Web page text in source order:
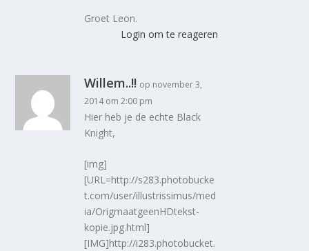
Groet Leon.
Login om te reageren
Willem..!! op november 3,
2014 om 2:00 pm
Hier heb je de echte Black
Knight,
[img]
[URL=http://s283.photobucke
t.com/user/illustrissimus/med
ia/OrigmaatgeenHDtekst-
kopie.jpg.html]
[IMG]http://i283.photobucket.